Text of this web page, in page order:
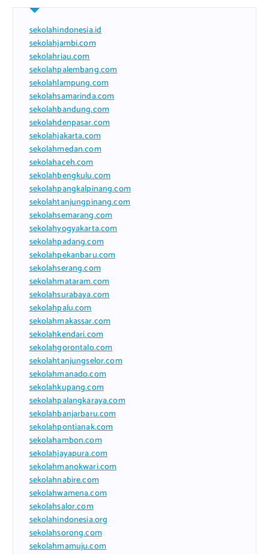
sekolahindonesia.id
sekolahjambi.com
sekolahriau.com
sekolahpalembang.com
sekolahlampung.com
sekolahsamarinda.com
sekolahbandung.com
sekolahdenpasar.com
sekolahjakarta.com
sekolahmedan.com
sekolahaceh.com
sekolahbengkulu.com
sekolahpangkalpinang.com
sekolahtanjungpinang.com
sekolahsemarang.com
sekolahyogyakarta.com
sekolahpadang.com
sekolahpekanbaru.com
sekolahserang.com
sekolahmataram.com
sekolahsurabaya.com
sekolahpalu.com
sekolahmakassar.com
sekolahkendari.com
sekolahgorontalo.com
sekolahtanjungselor.com
sekolahmanado.com
sekolahkupang.com
sekolahpalangkaraya.com
sekolahbanjarbaru.com
sekolahpontianak.com
sekolahambon.com
sekolahjayapura.com
sekolahmanokwari.com
sekolahnabire.com
sekolahwamena.com
sekolahsalor.com
sekolahindonesia.org
sekolahsorong.com
sekolahmamuju.com